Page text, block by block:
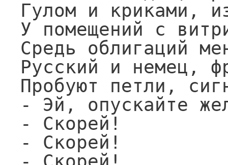
Гулом и криками,
У помещений с
Средь облигаций
Русский и немец,
Пробуют петли,
- Эй, опускайте
- Скорей!
- Скорей!